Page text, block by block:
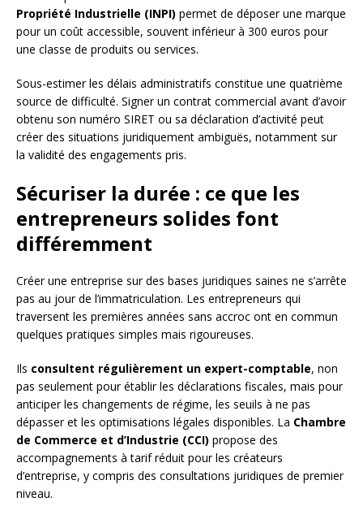
Propriété Industrielle (INPI) permet de déposer une marque
pour un coût accessible, souvent inférieur à 300 euros pour
une classe de produits ou services.
Sous-estimer les délais administratifs constitue une quatrième
source de difficulté. Signer un contrat commercial avant d’avoir
obtenu son numéro SIRET ou sa déclaration d’activité peut
créer des situations juridiquement ambiguës, notamment sur
la validité des engagements pris.
Sécuriser la durée : ce que les
entrepreneurs solides font
différemment
Créer une entreprise sur des bases juridiques saines ne s’arrête
pas au jour de l’immatriculation. Les entrepreneurs qui
traversent les premières années sans accroc ont en commun
quelques pratiques simples mais rigoureuses.
Ils consultent régulièrement un expert-comptable, non
pas seulement pour établir les déclarations fiscales, mais pour
anticiper les changements de régime, les seuils à ne pas
dépasser et les optimisations légales disponibles. La Chambre
de Commerce et d’Industrie (CCI) propose des
accompagnements à tarif réduit pour les créateurs
d’entreprise, y compris des consultations juridiques de premier
niveau.